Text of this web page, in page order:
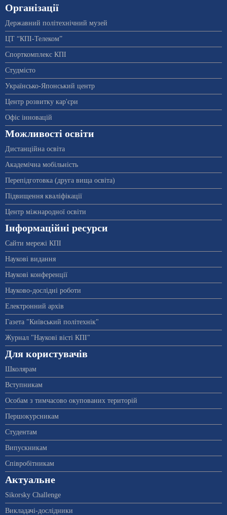
Організації
Державний політехнічний музей
ЦТ “КПІ-Телеком”
Спорткомплекс КПІ
Студмісто
Українсько-Японський центр
Центр розвитку кар'єри
Офіс інновацій
Можливості освіти
Дистанційна освіта
Академічна мобільність
Перепідготовка (друга вища освіта)
Підвищення кваліфікації
Центр міжнародної освіти
Інформаційні ресурси
Сайти мережі КПІ
Наукові видання
Наукові конференції
Науково-дослідні роботи
Електронний архів
Газета "Київський політехнік"
Журнал "Наукові вісті КПІ"
Для користувачів
Школярам
Вступникам
Особам з тимчасово окупованих територій
Першокурсникам
Студентам
Випускникам
Співробітникам
Актуальне
Sikorsky Challenge
Викладачі-дослідники